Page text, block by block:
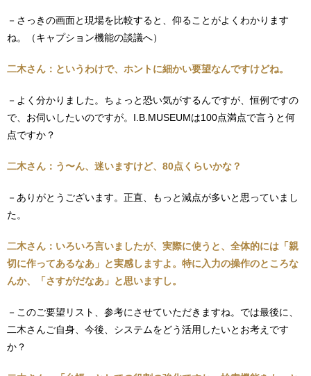
－さっきの画面と現場を比較すると、仰ることがよくわかります
ね。（キャプション機能の談議へ）
二木さん：というわけで、ホントに細かい要望なんですけどね。
－よく分かりました。ちょっと恐い気がするんですが、恒例ですの
で、お伺いしたいのですが。I.B.MUSEUMは100点満点で言うと何
点ですか？
二木さん：う〜ん、迷いますけど、80点くらいかな？
－ありがとうございます。正直、もっと減点が多いと思っていまし
た。
二木さん：いろいろ言いましたが、実際に使うと、全体的には「親
切に作ってあるなあ」と実感しますよ。特に入力の操作のところな
んか、「さすがだなあ」と思いますし。
－このご要望リスト、参考にさせていただきますね。では最後に、
二木さんご自身、今後、システムをどう活用したいとお考えです
か？